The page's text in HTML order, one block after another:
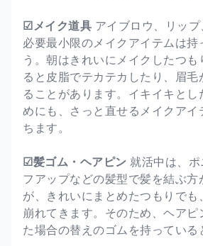
☑メイク道具 アイブロウ、リップ
必要最小限のメイクアイテムは持
う。朝はきれいにメイクしたつ
ると皮脂でテカテカしたり、眉毛
ることがあります。イキイキとし
めにも、さっと直せるメイクアイ
ちます。
☑髪ゴム・ヘアピン 就活中は、
フアップなどの髪型で髪を結ぶ方
が、きれいにまとめたつもりでも
崩れてきます。そのため、ヘア
た場合の替えのゴムを持っている